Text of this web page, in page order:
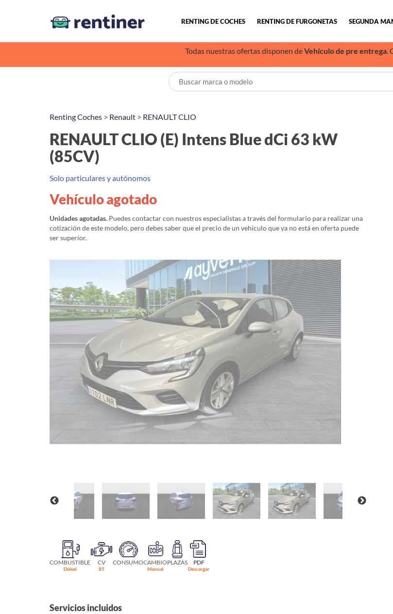
RENTING DE COCHES RENTING DE FURGONETAS SEGUNDA
Todas nuestras ofertas disponen deVehículo de pre entrega.
Renting Coches > Renault > RENAULT CLIO
RENAULT CLIO (E) Intens Blue dCi 63 kW
(85CV)
Solo particulares y autónomos
Vehículo agotado
Unidades agotadas. Puedes contactar con nuestros especialistas a través del formulario para realizar una
cotización de este modelo, pero debes saber que el precio de un vehículo que ya no está en oferta puede
ser superior.
COMBUSTIBLE
Diésel
CV
85
CONSUMOCAMBIO
Manual
PLAZAS PDF
Descargar
Servicios incluidos